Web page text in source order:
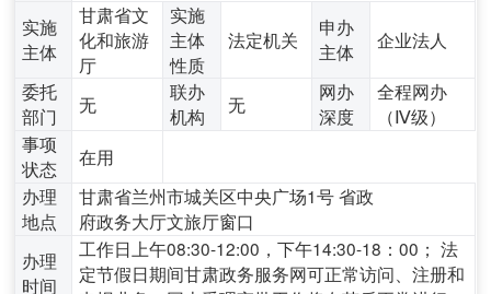
实施
主体
甘肃省文
化和旅游
厅
实施
主体
性质
法定机关
申办
主体
企业法人
委托
部门
无
联办
机构
无
网办
深度
全程网办
（Ⅳ级）
事项
状态
在用
办理
地点
甘肃省兰州市城关区中央广场1号 省政
府政务大厅文旅厅窗口
办理
时间
工作日上午08:30-12:00，下午14:30-18：00； 法
定节假日期间甘肃政务服务网可正常访问、注册和